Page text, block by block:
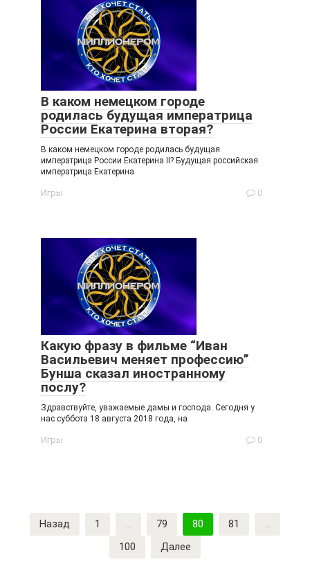
В каком немецком городе
родилась будущая императрица
России Екатерина вторая?
В каком немецком городе родилась будущая
императрица России Екатерина II? Будущая российская
императрица Екатерина
Игры 0
Какую фразу в фильме “Иван
Васильевич меняет профессию”
Бунша сказал иностранному
послу?
Здравствуйте, уважаемые дамы и господа. Сегодня у
нас суббота 18 августа 2018 года, на
Игры 0
Пагинация
записей
Назад 1 … 79 80 81
…
100
Далее